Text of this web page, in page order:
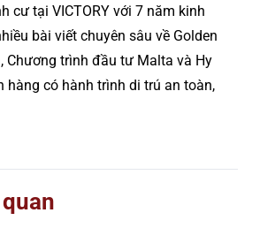
cư tại VICTORY với 7 năm kinh
bài viết chuyên sâu về Golden
Chương trình đầu tư Malta và Hy
hàng có hành trình di trú an toàn,